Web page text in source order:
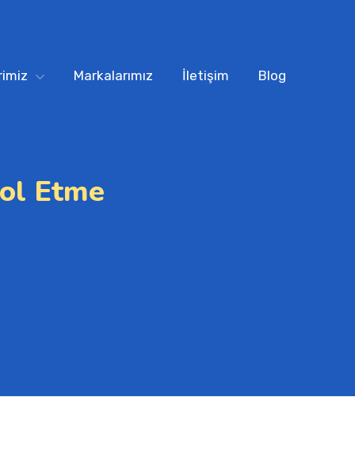
Markalarımız İletişim Blog
Etme